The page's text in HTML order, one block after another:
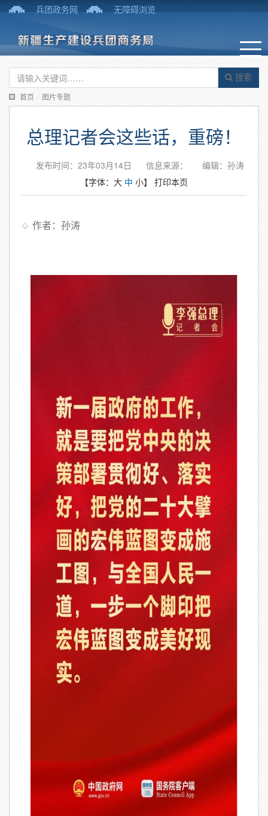
兵团政务网 无障碍浏览
搜索
首页 / 图片专题
总理记者会这些话，重磅！
发布时间：23年03月14日 信息来源：
编辑：孙涛
【字体： 大 中 小】 打印本页
作者：孙涛